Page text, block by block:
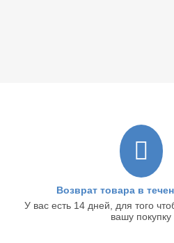
Возврат товара в
У вас есть 14 дней, для того
вашу покупку